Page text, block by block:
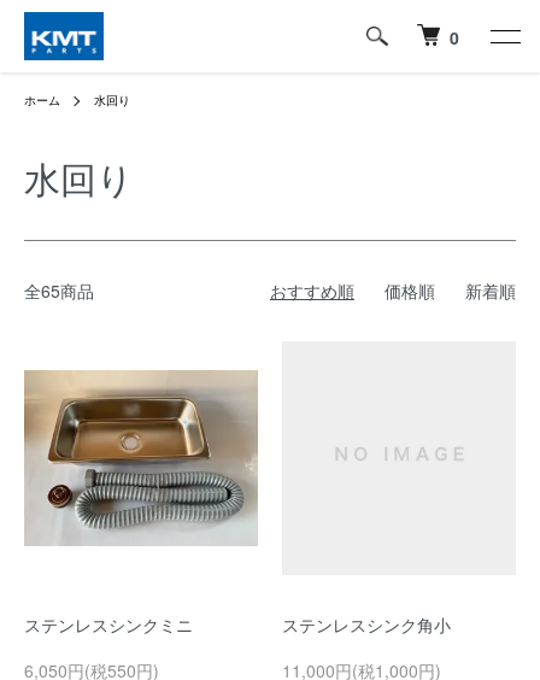
0
ホーム 水回り
水回り
全65商品 おすすめ順 価格順 新着順
ステンレスシンクミニ
6,050円(税550円)
ステンレスシンク角小
11,000円(税1,000円)